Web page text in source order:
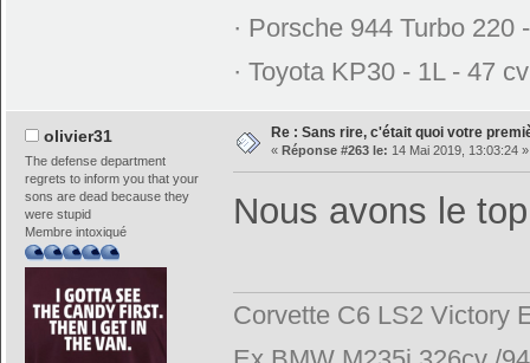
· Porsche 944 Turbo 220
· Toyota KP30 - 1L - 47
olivier31
The defense department
regrets to inform you that your
sons are dead because they
were stupid
Membre intoxiqué
Re : Sans rire, c'était quoi votre
« Réponse #263 le: 14 Mai 2019, 13:03:24 »
Nous avons le
Corvette C6 LS2 Victory